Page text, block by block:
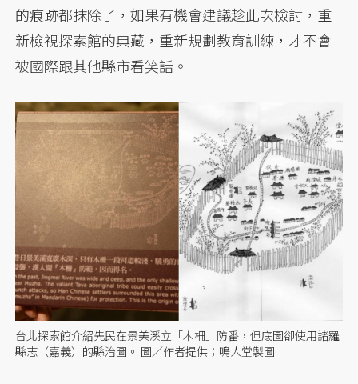
的痕跡都抹除了，如果有機會建議趁此次檢討，重
新檢視探索館的典藏，重新規劃教育訓練，才不會
被國際跟其他縣市看笑話。
台北探索館介紹先民在景美溪立「木柵」防番，但底圖卻使用諸羅
縣志（嘉義）的縣治圖。 圖／作者提供；鳴人堂製圖